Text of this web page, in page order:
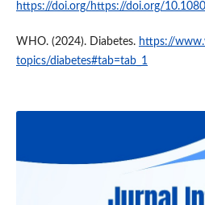
https://doi.org/https://doi.org/
WHO. (2024). Diabetes. https://
topics/diabetes#tab=tab_1